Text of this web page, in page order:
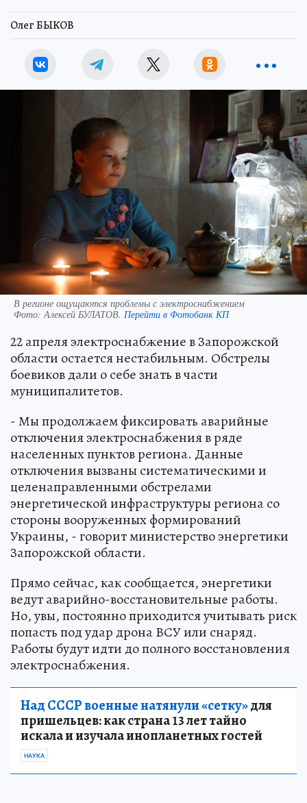
Олег БЫКОВ
В регионе ощущаются проблемы с электроснабжением
Фото: Алексей БУЛАТОВ. Перейти в Фотобанк КП
22 апреля электроснабжение в Запорожской
области остается нестабильным. Обстрелы
боевиков дали о себе знать в части
муниципалитетов.
- Мы продолжаем фиксировать аварийные
отключения электроснабжения в ряде
населенных пунктов региона. Данные
отключения вызваны систематическими и
целенаправленными обстрелами
энергетической инфраструктуры региона со
стороны вооруженных формирований
Украины, - говорит министерство энергетики
Запорожской области.
Прямо сейчас, как сообщается, энергетики
ведут аварийно-восстановительные работы.
Но, увы, постоянно приходится учитывать риск
попасть под удар дрона ВСУ или снаряд.
Работы будут идти до полного восстановления
электроснабжения.
Над СССР военные натянули «сетку»для
пришельцев: как страна 13 лет тайно
искала и изучала инопланетных гостей
НАУКА